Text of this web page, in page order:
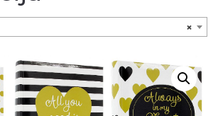
×